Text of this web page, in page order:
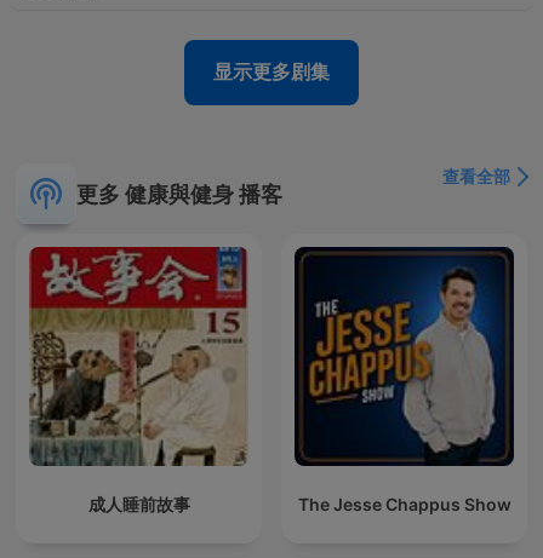
显示更多剧集
更多 健康與健身 播客
查看全部
成人睡前故事 The Jesse Chappus Show